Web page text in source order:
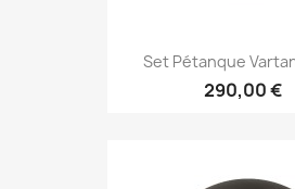
Set Pétanque
290,00 €